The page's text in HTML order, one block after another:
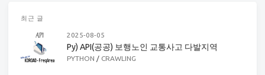
최근 글
2025-08-05
Py) API(공공) 보행노인 교통사고 다발지역
PYTHON / CRAWLING